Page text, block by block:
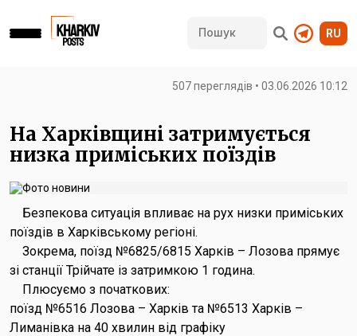
RU
507 переглядів • 03.06.2026 10:12
На Харківщині затримується
низка приміських поїздів
Безпекова ситуація впливає на рух низки приміських
поїздів в Харківському регіоні.
Зокрема, поїзд №6825/6815 Харків – Лозова прямує
зі станції Трійчате із затримкою 1 година.
Плюсуємо з початкових:
поїзд №6516 Лозова – Харків та №6513 Харків –
Лиманівка на 40 хвилин від графіку